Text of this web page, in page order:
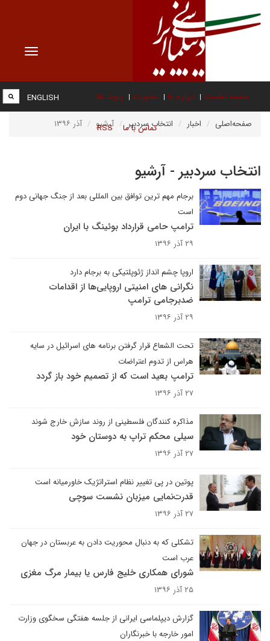
Toggle
صفحه نخست درباره ما عضویت پیوند ها
تماس با ما RSS
ENGLISH
صفحه‌اصلی اخبار انتخاب سردبیر آرشیو آذر ۱۳۹۶
انتخاب سردبیر - آرشیو
برجام مهم ترین توافق بین المللی بعد از جنگ جهانی دوم
است
ترامپ حامی قرارداد بوئینگ با ایران
۲۹ آذر ۱۳۹۶
اروپا چشم انداز ژئوپلتیکی به برجام دارد
نگرانی های امنیتی اروپایی‌ها از اقدامات
ضدبرجامی ترامپ
۲۹ آذر ۱۳۹۶
تحت الشعاع قرار گرفتن برنامه های اسرائیل در سایه
هراس از تدوم اعتراضات
ترامپ بعید است که از تصمیم خود باز گردد
۲۷ آذر ۱۳۹۶
مذاکره کنندگان فلسطینی از روند سازش خارج شوند
سیلی محکم تراپ به دوستان خود
۲۷ آذر ۱۳۹۶
پوتین در پی تغییر نظام استراتژیک خاورمیانه است
قدرت‌نمایی میزبان نشست سوچی
۲۷ آذر ۱۳۹۶
تشکلی که به دنبال محوریت دادن به عربستان در جهان
عرب است
شورای همکاری خلیج فارس یا بیمار مرگ مغزی
۲۵ آذر ۱۳۹۶
گزارش دیپلماسی ایرانی از جلسه هفتگی سخگوی وزارت
امور خارجه با خبرنگاران